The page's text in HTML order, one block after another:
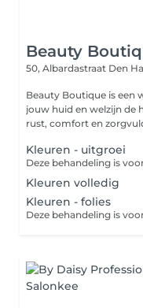
Beauty
50, Albardastraat Den
Beauty Boutique is een
jouw huid en welzijn de
rust, comfort en
Kleuren - uitgroei
Deze behandeling is
Kleuren volledig
Kleuren - folies